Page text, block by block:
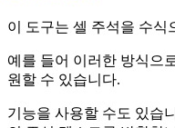
이 도구는 셀 주석을 수식
예를 들어 이러한 방식으
원할 수 있습니다.
기능을 사용할 수도 있습